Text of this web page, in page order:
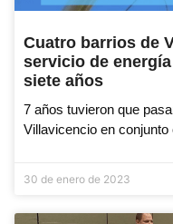
Cuatro barrios de
servicio de
siete años
7 años tuvieron que
Villavicencio en
30 de enero de 2023